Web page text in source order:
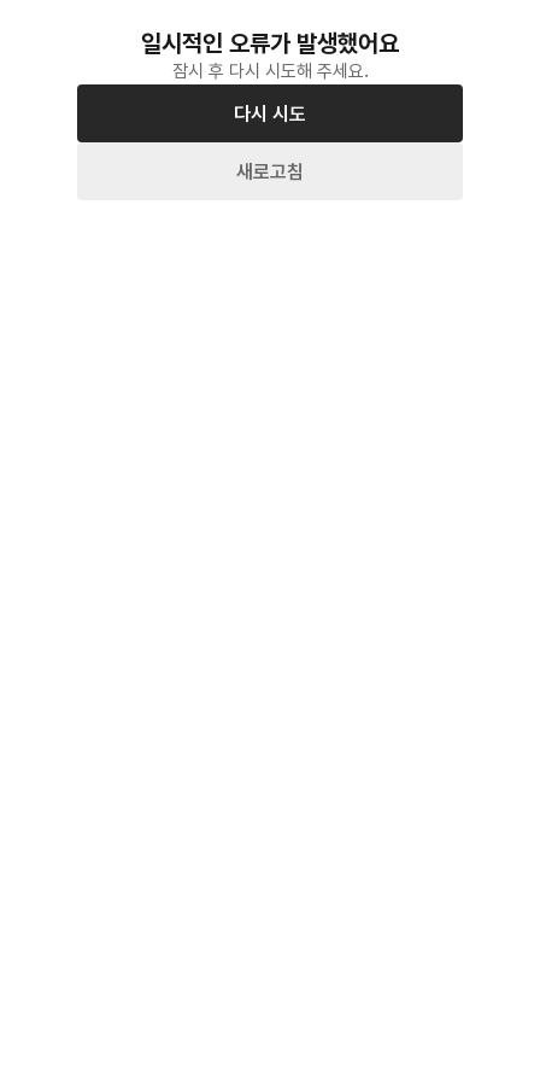
일시적인 오류가 발생했어요
잠시 후 다시 시도해 주세요.
다시 시도
새로고침